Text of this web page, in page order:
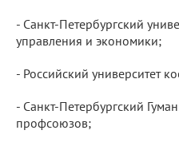
- Санкт-Петербургский
управления и экономики;
- Российский университет
- Санкт-Петербургский
профсоюзов;